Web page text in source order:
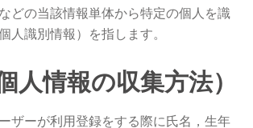
どの当該情報単体から特定の個人を識
人識別情報）を指します。
人情報の収集方法）
ザーが利用登録をする際に氏名，生年